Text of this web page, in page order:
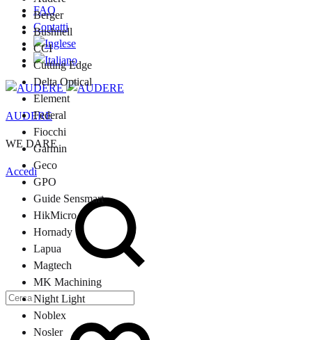
FAQ
Contatti
AUDERE
WE DARE
Accedi
Cerca
Berger
Bushnell
CCI
Cutting Edge
Delta Optical
Element
Federal
Fiocchi
Garmin
Geco
GPO
Guide Sensmart
HikMicro
Hornady
Lapua
Magtech
MK Machining
Night Light
Noblex
Nosler